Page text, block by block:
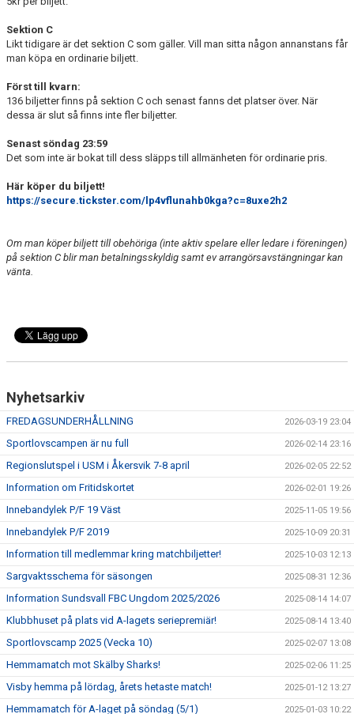
Sektion C
Likt tidigare är det sektion C som gäller. Vill man sitta någon annanstans får
man köpa en ordinarie biljett.
Först till kvarn:
136 biljetter finns på sektion C och senast fanns det platser över. När
dessa är slut så finns inte fler biljetter.
Senast söndag 23:59
Det som inte är bokat till dess släpps till allmänheten för ordinarie pris.
Här köper du biljett!
https://secure.tickster.com/lp4vflunahb0kga?c=8uxe2h2
Om man köper biljett till obehöriga (inte aktiv spelare eller ledare i föreningen)
på sektion C blir man betalningsskyldig samt ev arrangörsavstängningar kan
vänta.
Nyhetsarkiv
FREDAGSUNDERHÅLLNING 2026-03-19 23:04
Sportlovscampen är nu full 2026-02-14 23:16
Regionslutspel i USM i Åkersvik 7-8 april 2026-02-05 22:52
Information om Fritidskortet 2026-02-01 19:26
Innebandylek P/F 19 Väst 2025-11-05 19:56
Innebandylek P/F 2019 2025-10-09 20:31
Information till medlemmar kring matchbiljetter! 2025-10-03 12:13
Sargvaktsschema för säsongen 2025-08-31 12:36
Information Sundsvall FBC Ungdom 2025/2026 2025-08-14 14:07
Klubbhuset på plats vid A-lagets seriepremiär! 2025-08-14 13:40
Sportlovscamp 2025 (Vecka 10) 2025-02-07 13:08
Hemmamatch mot Skälby Sharks! 2025-02-06 11:25
Visby hemma på lördag, årets hetaste match! 2025-01-12 13:27
Hemmamatch för A-laget på söndag (5/1) 2025-01-03 10:22